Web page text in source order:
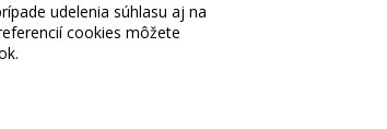
udelenia súhlasu aj na
cookies môžete